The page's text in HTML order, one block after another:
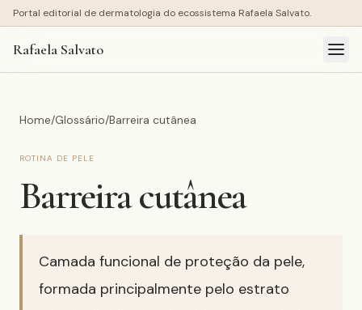
Portal editorial de dermatologia do ecossistema Rafaela Salvato.
Rafaela Salvato
Home/Glossário/Barreira cutânea
ROTINA DE PELE
Barreira cutânea
Camada funcional de proteção da pele,
formada principalmente pelo estrato